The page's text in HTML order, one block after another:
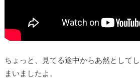
ちょっと、見てる途中からあ然として
まいましたよ。